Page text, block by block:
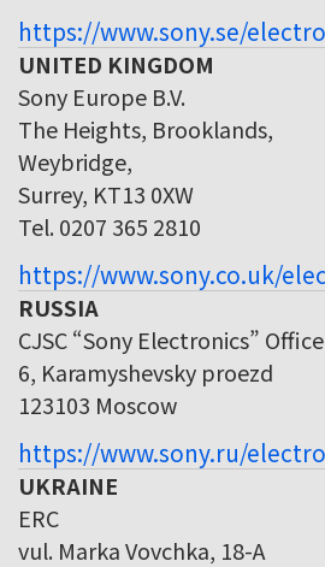
https://www.sony.se/
UNITED KINGDOM
Sony Europe B.V.
The Heights, Brooklands,
Weybridge,
Surrey, KT13 0XW
Tel. 0207 365 2810
https://www.sony.co.uk/
RUSSIA
CJSC “Sony Electronics” Office
6, Karamyshevsky proezd
123103 Moscow
https://www.sony.ru/
UKRAINE
ERC
vul. Marka Vovchka, 18-A